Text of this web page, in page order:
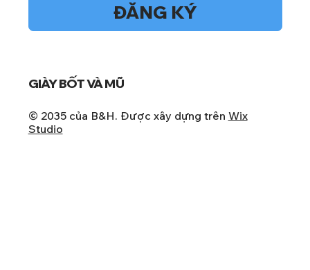
ĐĂNG KÝ
GIÀY BỐT VÀ MŨ
© 2035 của B&H. Được xây dựng trên Wix
Studio